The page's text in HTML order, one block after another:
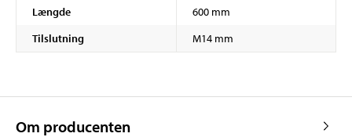
Længde
600 mm
Tilslutning
M14 mm
Om producenten